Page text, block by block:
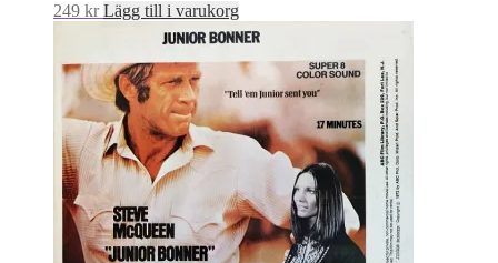
249 kr Lägg till i varukorg